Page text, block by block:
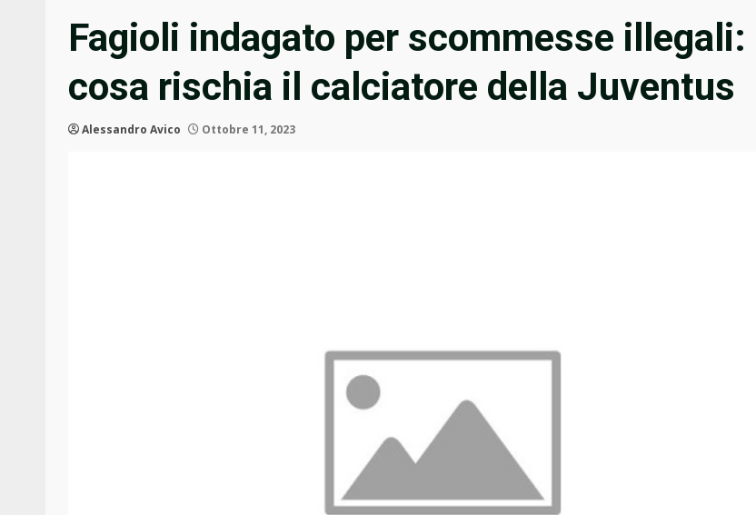
Fagioli indagato per scommesse illegali:
cosa rischia il calciatore della Juventus
Alessandro Avico Ottobre 11, 2023